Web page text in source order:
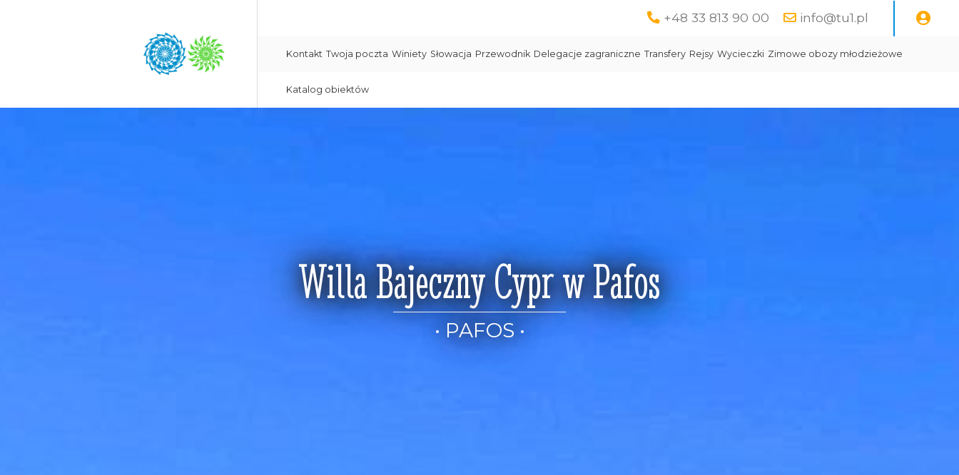
+48 33 813 90 00 info@tu1.pl
Kontakt Twoja poczta Winiety Słowacja Przewodnik Delegacje zagraniczne Transfery Rejsy Wycieczki Zimowe obozy młodzieżowe
Katalog obiektów
Willa Bajeczny Cypr w Pafos
• PAFOS •